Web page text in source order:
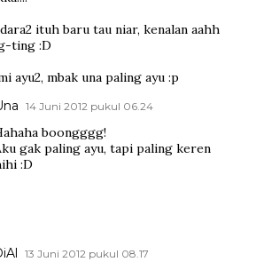
ituh baru tau niar, kenalan aahh
ting :D
ayu2, mbak una paling ayu :p
14 Juni 2012 pukul 06.24
boongggg!
gak paling ayu, tapi paling keren
:D
13 Juni 2012 pukul 08.17